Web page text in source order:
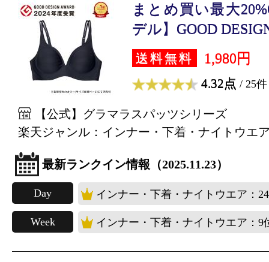
まとめ買い最大
デル】GOOD
送料無料 1,980円
4.32点 / 25件
【公式】グラマラスパッツシリーズ
楽天ジャンル：インナー・下着・ナイトウエ
最新ランクイン情報（2025.11.23）
Day インナー・下着・ナイトウエア：
Week インナー・下着・ナイトウエア：9